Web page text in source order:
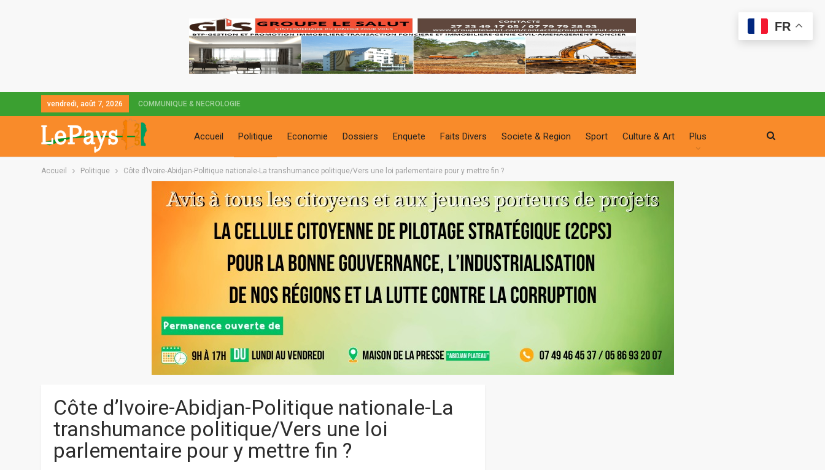
vendredi, août 7, 2026 COMMUNIQUE & NECROLOGIE
Accueil Politique Economie Dossiers Enquete Faits Divers Societe & Region Sport Culture & Art Plus
Accueil Politique Côte d’Ivoire-Abidjan-Politique nationale-La transhumance politique/Vers une loi parlementaire pour y mettre fin ?
Côte d’Ivoire-Abidjan-Politique nationale-La
transhumance politique/Vers une loi
parlementaire pour y mettre fin ?
FR